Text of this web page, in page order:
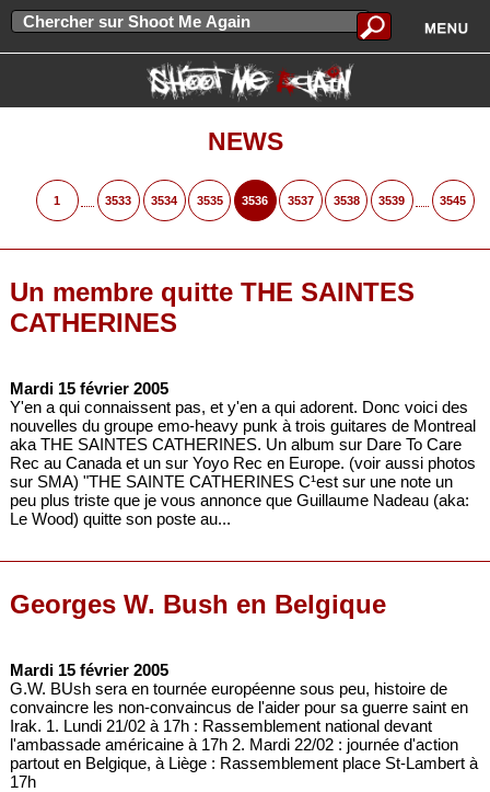
NEWS
1 3533 3534 3535 3536 3537 3538 3539 3545
Un membre quitte THE SAINTES
CATHERINES
Mardi 15 février 2005
Y'en a qui connaissent pas, et y'en a qui adorent. Donc voici des
nouvelles du groupe emo-heavy punk à trois guitares de Montreal
aka THE SAINTES CATHERINES. Un album sur Dare To Care
Rec au Canada et un sur Yoyo Rec en Europe. (voir aussi photos
sur SMA) "THE SAINTE CATHERINES C¹est sur une note un
peu plus triste que je vous annonce que Guillaume Nadeau (aka:
Le Wood) quitte son poste au...
Georges W. Bush en Belgique
Mardi 15 février 2005
G.W. BUsh sera en tournée européenne sous peu, histoire de
convaincre les non-convaincus de l'aider pour sa guerre saint en
Irak. 1. Lundi 21/02 à 17h : Rassemblement national devant
l'ambassade américaine à 17h 2. Mardi 22/02 : journée d'action
partout en Belgique, à Liège : Rassemblement place St-Lambert à
17h